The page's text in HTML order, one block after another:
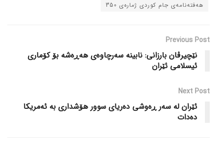
هەفتەنامەی جام کوردی ژمارەی 350
Previous Post
نێچیرڤان بارزانی: نابینە سەرچاوەی هەڕەشە بۆ کۆماری
ئیسلامی ئێران
Next Post
ئێران لە سەر ڕەوشی دەریای سوور هۆشداری بە ئەمریکا
دەدات